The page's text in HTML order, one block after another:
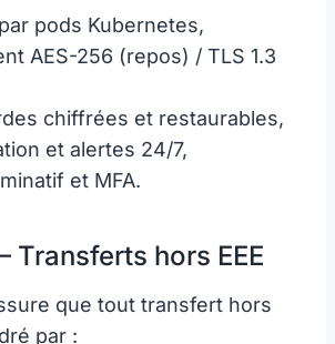
pods Kubernetes,
AES-256 (repos) / TLS 1.3
chiffrées et restaurables,
et alertes 24/7,
et MFA.
hors EEE
que tout transfert hors
par :